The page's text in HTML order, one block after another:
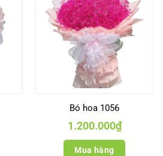
Bó hoa 1056
1.200.000₫
Mua hàng